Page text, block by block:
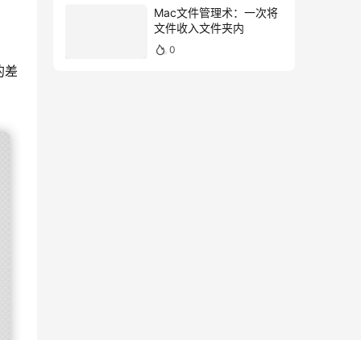
差
Mac文件管理术：一次将
文件收入文件夹内
0